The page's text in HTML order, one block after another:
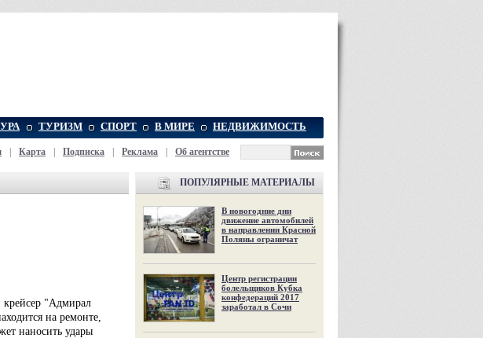
ТУРИЗМ СПОРТ В МИРЕ НЕДВИЖИМОСТЬ
Карта Подписка Реклама Об агентстве
"Адмирал
на ремонте,
наносить удары
ПОПУЛЯРНЫЕ МАТЕРИАЛЫ
В новогодние дни
движение автомобилей
в направлении Красной
Поляны ограничат
Центр регистрации
болельщиков Кубка
конфедераций 2017
заработал в Сочи